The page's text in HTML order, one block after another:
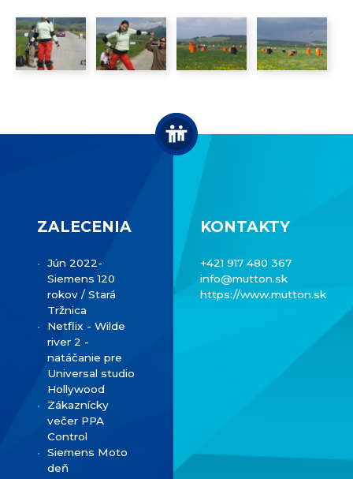
KONTAKTY
+421 917 480 367
info@mutton.sk
https://www.mutton.sk
ZALECENIA
Jún 2022-
Siemens 120
rokov / Stará
Tržnica
Netflix - Wilde
river 2 -
natáčanie pre
Universal studio
Hollywood
Zákaznícky
večer PPA
Control
Siemens Moto
deň